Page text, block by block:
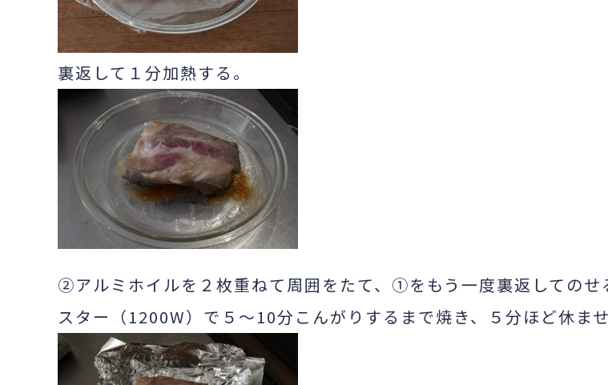
裏返して１分加熱する。
②アルミホイルを２枚重ねて周囲をたて、①をもう一度裏返してのせ
スター（1200W）で５～10分こんがりするまで焼き、５分ほど休ませ